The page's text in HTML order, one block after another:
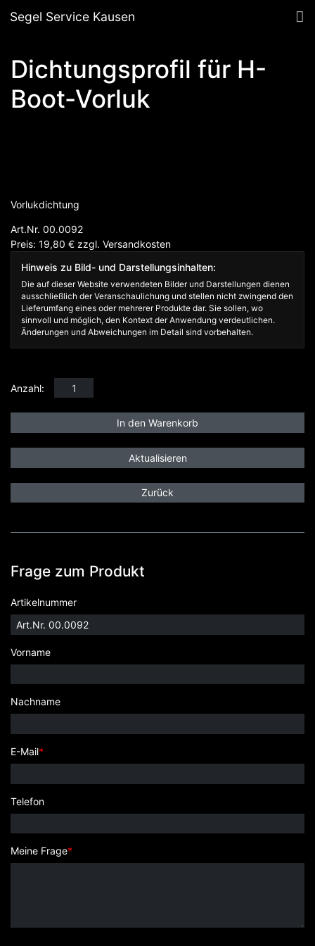
Segel Service Kausen
Dichtungsprofil für H-
Boot-Vorluk
Vorlukdichtung
Art.Nr. 00.0092
Preis: 19,80 € zzgl. Versandkosten
Hinweis zu Bild- und Darstellungsinhalten:
Die auf dieser Website verwendeten Bilder und Darstellungen dienen
ausschließlich der Veranschaulichung und stellen nicht zwingend den
Lieferumfang eines oder mehrerer Produkte dar. Sie sollen, wo
sinnvoll und möglich, den Kontext der Anwendung verdeutlichen.
Änderungen und Abweichungen im Detail sind vorbehalten.
Anzahl:
Zurück
Frage zum Produkt
Artikelnummer
Vorname
Nachname
E-Mail*
Telefon
Meine Frage*